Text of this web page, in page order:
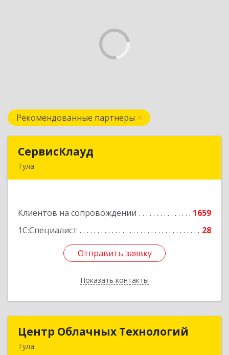
Рекомендованные партнеры
СервисКлауд
Тула
Клиентов на сопровождении
1659
1С:Специалист
28
Отправить заявку
Показать контакты
Подробнее
Отправить заявку
Назад
Центр Облачных Технологий
Тула
Центр Облачных Технологий